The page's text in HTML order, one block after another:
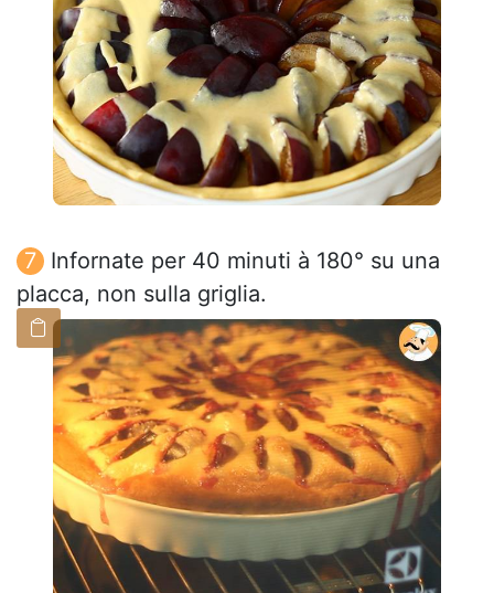
Infornate per 40 minuti à 180° su una
placca, non sulla griglia.